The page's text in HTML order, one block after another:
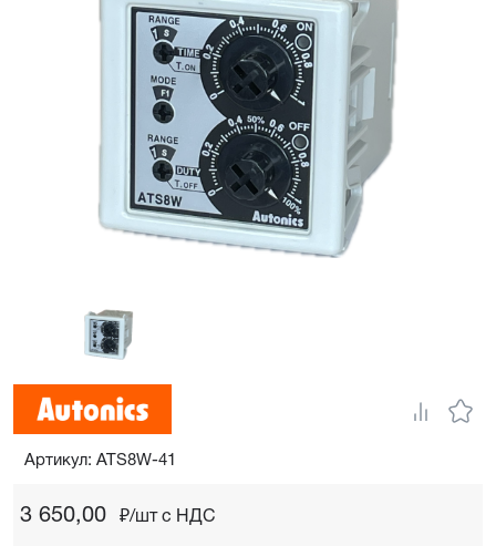
3 650,00 ₽/шт c НДС
Артикул: ATS8W-41